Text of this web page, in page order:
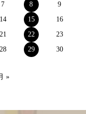
7 8
9
14 15
16
21 22
23
28 29
30
»